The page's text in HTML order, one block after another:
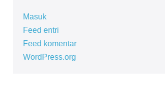
Masuk
Feed entri
Feed komentar
WordPress.org